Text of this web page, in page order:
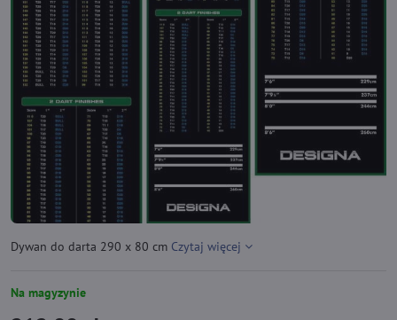
Dywan do darta 290 x 80 cm Czytaj więcej
Na magyzynie